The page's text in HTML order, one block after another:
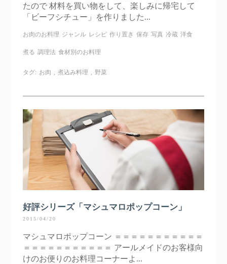
たので 材料を買い物をして、楽しみに帰宅して
「ビーフシチュー」を作りました...
お肉のお料理 ジャンル レシピ 作り置き 保存 写真 冷蔵 洋食
煮る 調理法 食材別のお料理
タグ: お肉 , 煮込み料理 , 野菜
好評シリーズ「マシュマロポップコーン」
2015/04/20
マシュマロポップコーン ＝＝＝＝＝＝＝＝＝＝＝
＝＝＝＝＝＝＝＝＝＝＝ アールメイドのお客様向
けのお便りのお料理コーナーよ...